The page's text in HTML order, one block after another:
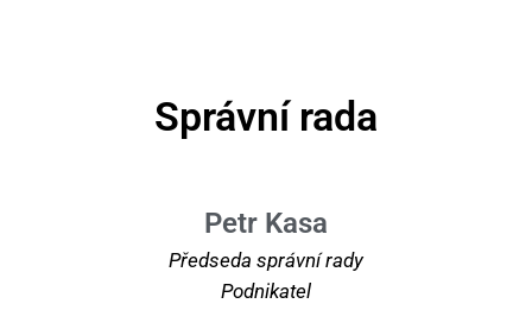
Správní rada
Petr Kasa
Předseda správní rady
Podnikatel